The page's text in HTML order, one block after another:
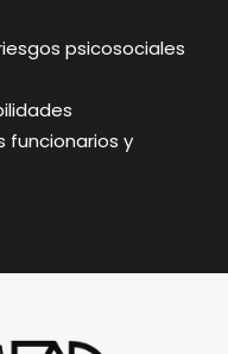
psicosociales
funcionarios y